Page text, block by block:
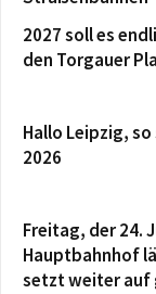
2027 soll es
den Torgauer
Hallo Leipzig,
2026
Freitag, der 24.
Hauptbahnhof
setzt weiter auf